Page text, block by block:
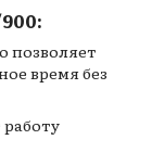
позволяет
время без